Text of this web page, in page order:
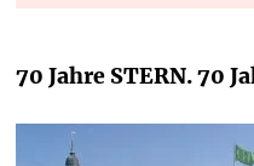
70 Jahre STERN. 70